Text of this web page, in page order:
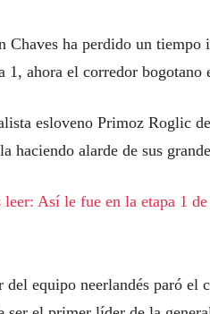
Chaves ha perdido un
1, ahora el corredor bogotano
esloveno Primoz Roglic
haciendo alarde de sus
leer: Así le fue en la etapa 1
del equipo neerlandés paró el